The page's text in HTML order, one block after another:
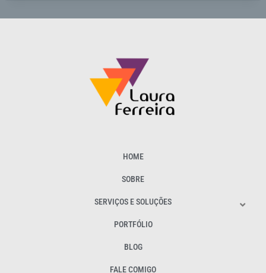
HOME
SOBRE
SERVIÇOS E SOLUÇÕES
PORTFÓLIO
BLOG
FALE COMIGO